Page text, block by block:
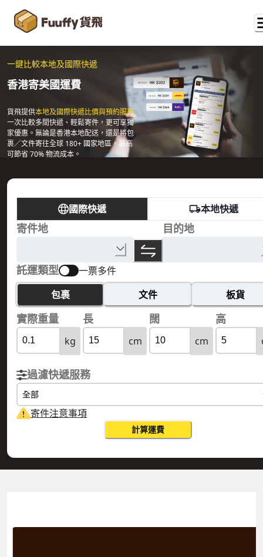
一鍵比較本地及國際快遞
香港寄美國運費
貨飛提供本地及國際快遞比價與預約服務
一次比較多間快遞、輕鬆寄件，更可享獨
家優惠。無論是香港本地配送，還是將包
裹／文件寄往全球 180+ 國家地區，最高
可節省 70% 物流成本。
國際快遞 本地快遞
寄件地 目的地
託運類型 一票多件
包裹 文件 板貨
實際重量 長 闊 高
kg cm cm
過濾快遞服務
全部
寄件注意事項
計算運費